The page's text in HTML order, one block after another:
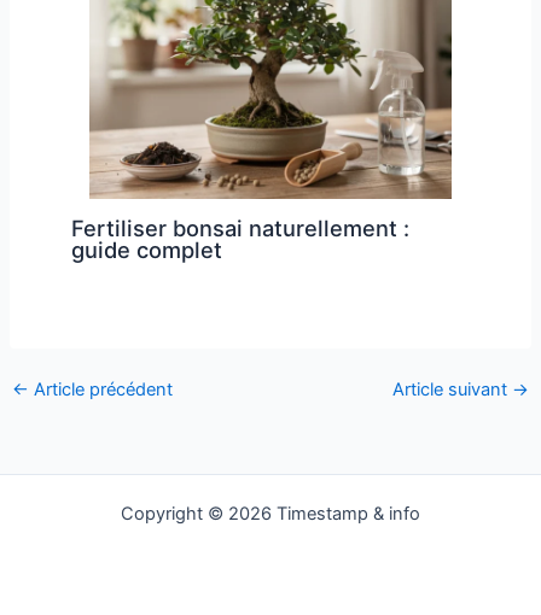
Fertiliser bonsai naturellement :
guide complet
← Article précédent Article suivant →
Copyright © 2026 Timestamp & info